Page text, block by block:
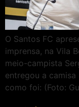
O Santos FC
imprensa, na Vila
meio-campista
entregou a
como foi: (Foto: